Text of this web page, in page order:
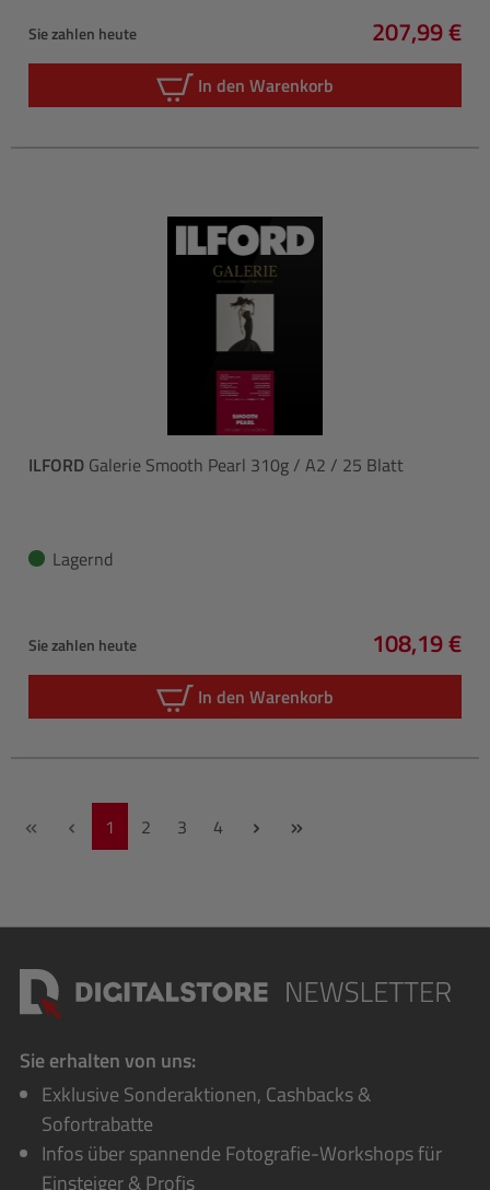
Sie zahlen heute
Regulärer
207,99 €
In den Warenkorb
ILFORD Galerie Smooth Pearl 310g / A2 / 25 Blatt
Lagernd
Sie zahlen heute
Regulärer
108,19 €
In den Warenkorb
Seite
1 Seite
2 Seite
3 Seite
4
Sie erhalten von uns:
Exklusive Sonderaktionen, Cashbacks &
Sofortrabatte
Infos über spannende Fotografie-Workshops für
Einsteiger & Profis